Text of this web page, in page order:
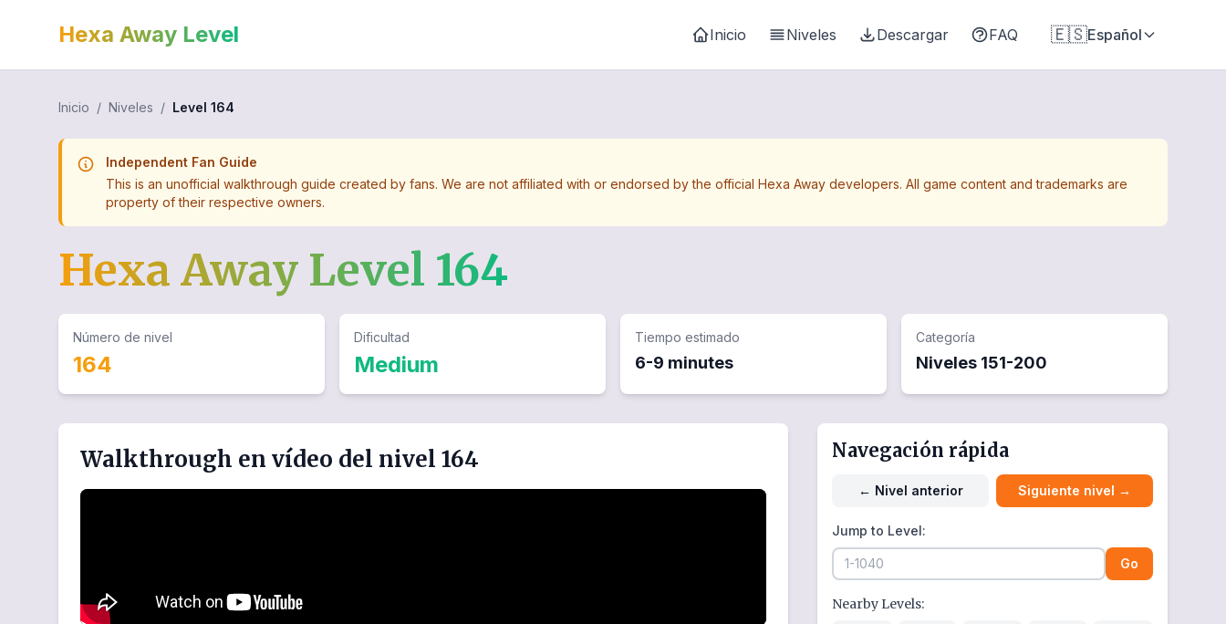
Hexa Away Level Inicio Niveles Descargar FAQ 🇪🇸Español
Inicio / Niveles / Level 164
Independent Fan Guide
This is an unofficial walkthrough guide created by fans. We are not affiliated with or endorsed by the official Hexa Away developers. All game content and trademarks are
property of their respective owners.
Hexa Away Level 164
Número de nivel
164
Dificultad
Medium
Tiempo estimado
6-9 minutes
Categoría
Niveles 151-200
Walkthrough en vídeo del nivel 164 Navegación rápida
← Nivel anterior Siguiente nivel →
Jump to Level:
Go
Nearby Levels: